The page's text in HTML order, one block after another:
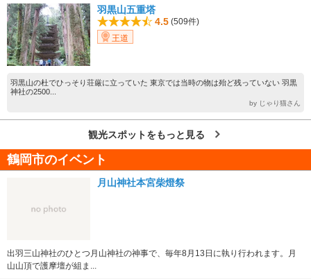
羽黒山五重塔
4.5 (509件)
王道
羽黒山の杜でひっそり荘厳に立っていた 東京では当時の物は殆ど残っていない 羽黒
神社の2500...
by じゃり猫さん
観光スポットをもっと見る
鶴岡市のイベント
月山神社本宮柴燈祭
出羽三山神社のひとつ月山神社の神事で、毎年8月13日に執り行われます。月
山山頂で護摩壇が組ま...